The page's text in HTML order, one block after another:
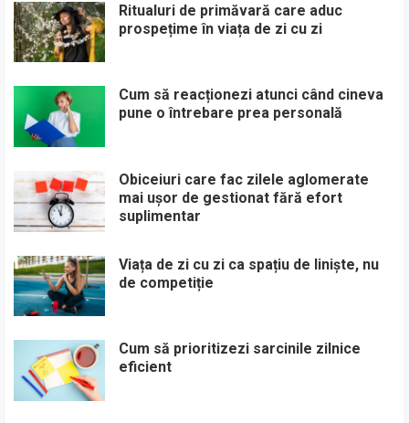
Ritualuri de primăvară care aduc
prospețime în viața de zi cu zi
Cum să reacționezi atunci când cineva
pune o întrebare prea personală
Obiceiuri care fac zilele aglomerate
mai ușor de gestionat fără efort
suplimentar
Viața de zi cu zi ca spațiu de liniște, nu
de competiție
Cum să prioritizezi sarcinile zilnice
eficient